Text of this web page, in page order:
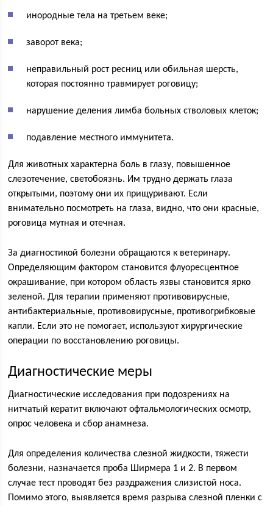
инородные тела на третьем веке;
заворот века;
неправильный рост ресниц или обильная шерсть,
которая постоянно травмирует роговицу;
нарушение деления лимба больных стволовых клеток;
подавление местного иммунитета.
Для животных характерна боль в глазу, повышенное
слезотечение, светобоязнь. Им трудно держать глаза
открытыми, поэтому они их прищуривают. Если
внимательно посмотреть на глаза, видно, что они красные,
роговица мутная и отечная.
За диагностикой болезни обращаются к ветеринару.
Определяющим фактором становится флуоресцентное
окрашивание, при котором область язвы становится ярко
зеленой. Для терапии применяют противовирусные,
антибактериальные, противовирусные, противогрибковые
капли. Если это не помогает, используют хирургические
операции по восстановлению роговицы.
Диагностические меры
Диагностические исследования при подозрениях на
нитчатый кератит включают офтальмологических осмотр,
опрос человека и сбор анамнеза.
Для определения количества слезной жидкости, тяжести
болезни, назначается проба Ширмера 1 и 2. В первом
случае тест проводят без раздражения слизистой носа.
Помимо этого, выявляется время разрыва слезной пленки с